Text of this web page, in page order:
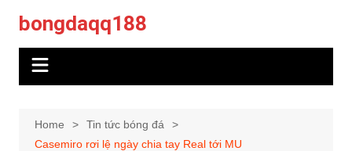
content
bongdaqq188
Home
Tin tức bóng đá
Casemiro rơi lệ ngày chia tay Real tới MU